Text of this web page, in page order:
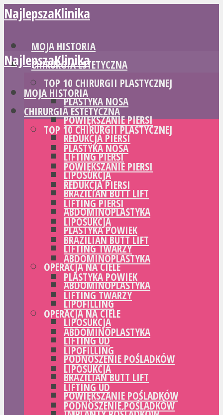
NajlepszaKlinika
MOJA HISTORIA
CHIRURGIA ESTETYCZNA
TOP 10 CHIRURGII PLASTYCZNEJ
PLASTYKA NOSA
POWIĘKSZANIE PIERSI
REDUKCJA PIERSI
LIFTING PIERSI
LIPOSUKCJA
BRAZILIAN BUTT LIFT
ABDOMINOPLASTYKA
PLASTYKA POWIEK
LIFTING TWARZY
OPERACJA NA CIELE
ABDOMINOPLASTYKA
LIPOFILLING
LIPOSUKCJA
LIFTING UD
PODNOSZENIE POŚLADKÓW
BRAZILIAN BUTT LIFT
POWIĘKSZANIE POŚLADKÓW
NajlepszaKlinika
MOJA HISTORIA
CHIRURGIA ESTETYCZNA
TOP 10 CHIRURGII PLASTYCZNEJ
PLASTYKA NOSA
POWIĘKSZANIE PIERSI
REDUKCJA PIERSI
LIFTING PIERSI
LIPOSUKCJA
BRAZILIAN BUTT LIFT
ABDOMINOPLASTYKA
PLASTYKA POWIEK
LIFTING TWARZY
OPERACJA NA CIELE
ABDOMINOPLASTYKA
LIPOFILLING
LIPOSUKCJA
LIFTING UD
PODNOSZENIE POŚLADKÓW